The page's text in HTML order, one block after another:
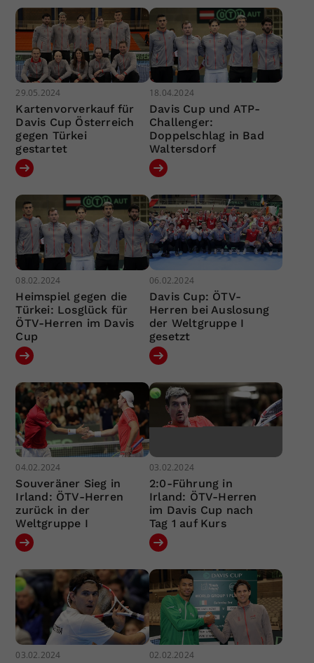
29.05.2024
Kartenvorverkauf für
Davis Cup Österreich
gegen Türkei
gestartet
18.04.2024
Davis Cup und ATP-
Challenger:
Doppelschlag in Bad
Waltersdorf
08.02.2024
Heimspiel gegen die
Türkei: Losglück für
ÖTV-Herren im Davis
Cup
06.02.2024
Davis Cup: ÖTV-
Herren bei Auslosung
der Weltgruppe I
gesetzt
04.02.2024
Souveräner Sieg in
Irland: ÖTV-Herren
zurück in der
Weltgruppe I
03.02.2024
2:0-Führung in
Irland: ÖTV-Herren
im Davis Cup nach
Tag 1 auf Kurs
03.02.2024 02.02.2024